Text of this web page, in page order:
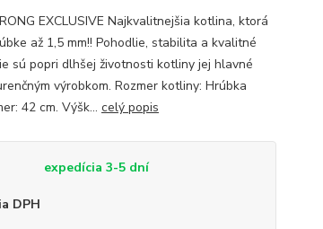
EXCLUSIVE Najkvalitnejšia kotlina, ktorá
až 1,5 mm!! Pohodlie, stabilita a kvalitné
sú popri dlhšej životnosti kotliny jej hlavné
výrobkom. Rozmer kotliny: Hrúbka
42 cm. Výšk... celý popis
expedícia 3-5 dní
DPH